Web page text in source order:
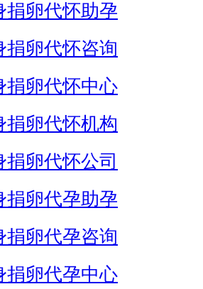
捐卵代怀助孕
捐卵代怀咨询
捐卵代怀中心
捐卵代怀机构
捐卵代怀公司
捐卵代孕助孕
捐卵代孕咨询
捐卵代孕中心